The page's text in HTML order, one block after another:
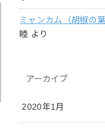
ミャンカム（胡椒の
睦 より
アーカイブ
2020年1月